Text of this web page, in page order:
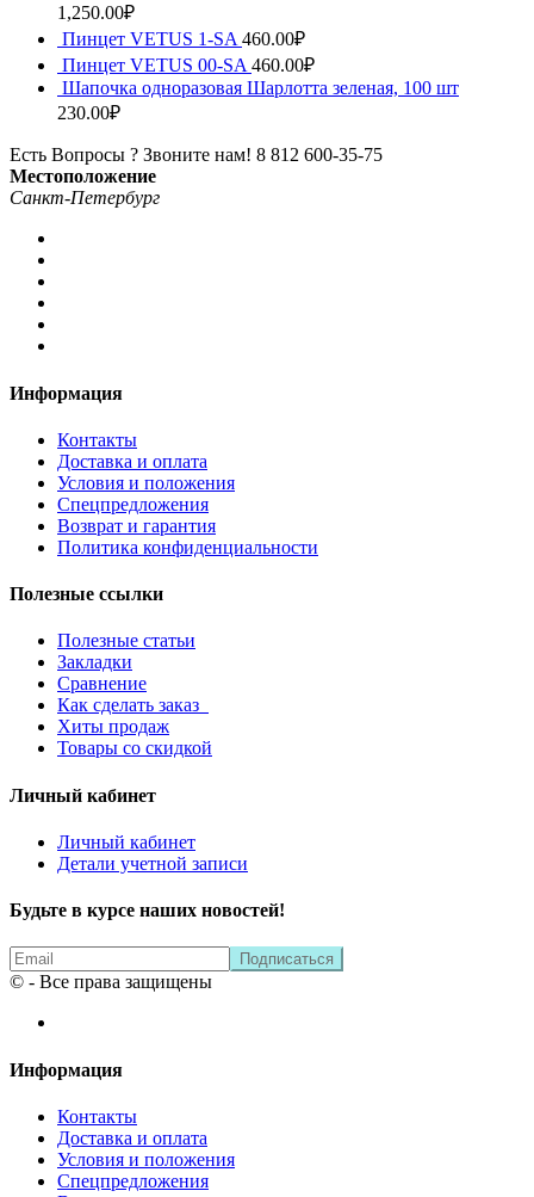
1,250.00₽
Пинцет VETUS 1-SA 460.00₽
Пинцет VETUS 00-SA 460.00₽
Шапочка одноразовая Шарлотта зеленая, 100 шт
230.00₽
Есть Вопросы ? Звоните нам! 8 812 600-35-75
Местоположение
Санкт-Петербург
Информация
Контакты
Доставка и оплата
Условия и положения
Спецпредложения
Возврат и гарантия
Политика конфиденциальности
Полезные ссылки
Полезные статьи
Закладки
Сравнение
Как сделать заказ
Хиты продаж
Товары со скидкой
Личный кабинет
Личный кабинет
Детали учетной записи
Будьте в курсе наших новостей!
© - Все права защищены
Информация
Контакты
Доставка и оплата
Условия и положения
Спецпредложения